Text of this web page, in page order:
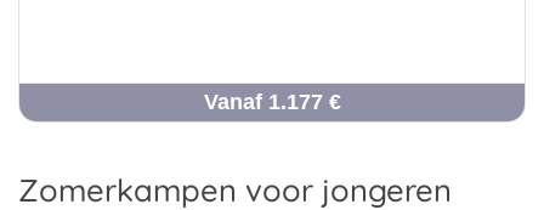
Vanaf 1.177 €
Zomerkampen voor jongeren